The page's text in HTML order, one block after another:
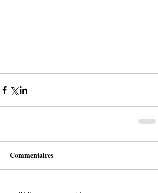
Commentaires